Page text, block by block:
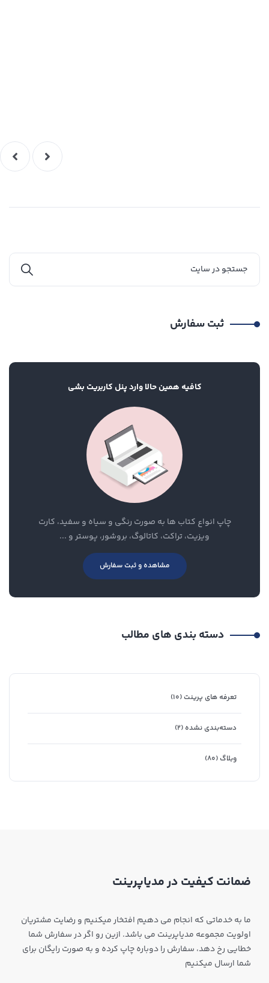
ثبت سفارش
کافیه همین حالا وارد پنل کاربریت بشی
چاپ انواع کتاب ها به صورت رنگی و سیاه و سفید، کارت
ویزیت، تراکت، کاتالوگ، بروشور، پوستر و ...
مشاهده و ثبت سفارش
دسته بندی های مطالب
تعرفه های پرینت (۱۰)
دسته‌بندی نشده (۲)
وبلاگ (۸۰)
ضمانت کیفیت در مدیاپرینت
ما به خدماتی که انجام می دهیم افتخار میکنیم و رضایت مشتریان
اولویت مجموعه مدیاپرینت می باشد. ازین رو اگر در سفارش شما
خطایی رخ دهد، سفارش را دوباره چاپ کرده و به صورت رایگان برای
شما ارسال میکنیم